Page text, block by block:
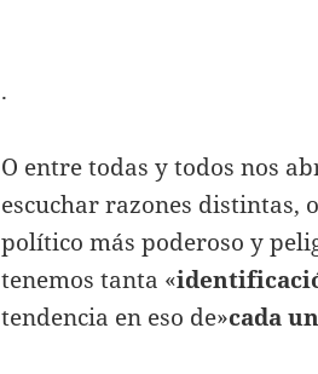
.
O entre todas y todos nos
escuchar razones distintas,
político más poderoso y
tenemos tanta «
tendencia en eso de»cada